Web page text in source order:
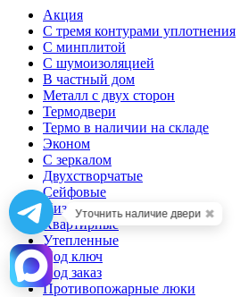
Акция
С тремя контурами уплотнения
С минплитой
С шумоизоляцией
В частный дом
Металл с двух сторон
Термодвери
Термо в наличии на складе
Эконом
С зеркалом
Двухстворчатые
Сейфовые
Низкие
Квартирные
Утепленные
Под ключ
Под заказ
Противопожарные люки
Уточнить наличие двери ✖